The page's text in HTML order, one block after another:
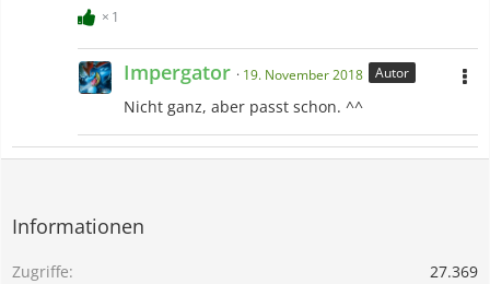
1
Impergator 19. November 2018 Autor
Nicht ganz, aber passt schon. ^^
Informationen
Zugriffe
27.369